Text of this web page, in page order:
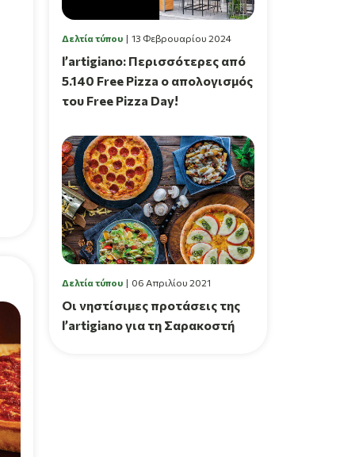
Δελτία τύπου 13 Φεβρουαρίου 2024
l’artigiano: Περισσότερες από
5.140 Free Pizza ο απολογισμός
του Free Pizza Day!
Δελτία τύπου 06 Απριλίου 2021
Οι νηστίσιμες προτάσεις της
l’artigiano για τη Σαρακοστή